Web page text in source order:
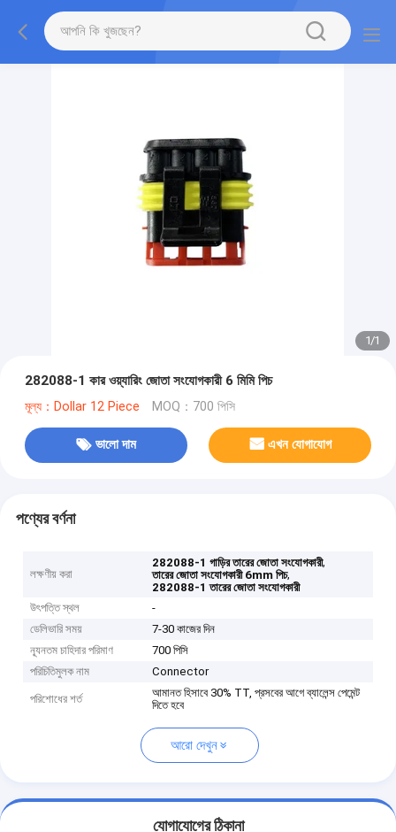
1/1
282088-1 কার ওয়্যারিং জোতা সংযোগকারী 6 মিমি পিচ
মূল্য：Dollar 12 Piece MOQ：700 পিসি
ভালো দাম এখন যোগাযোগ
পণ্যের বর্ণনা
লক্ষণীয় করা
282088-1 গাড়ির তারের জোতা সংযোগকারী,
তারের জোতা সংযোগকারী 6mm পিচ,
282088-1 তারের জোতা সংযোগকারী
উৎপত্তি স্থল
-
ডেলিভারি সময়
7-30 কাজের দিন
ন্যূনতম চাহিদার পরিমাণ
700 পিসি
পরিচিতিমুলক নাম
Connector
পরিশোধের শর্ত
আমানত হিসাবে 30% TT, প্রসবের আগে ব্যালেন্স পেমেন্ট
দিতে হবে
আরো দেখুন
যোগাযোগের ঠিকানা